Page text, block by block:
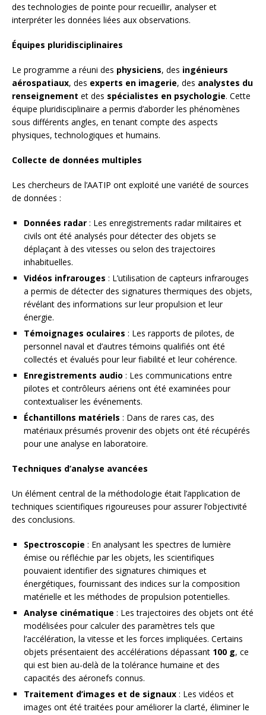
des technologies de pointe pour recueillir, analyser et
interpréter les données liées aux observations.
Équipes pluridisciplinaires
Le programme a réuni des physiciens, des ingénieurs
aérospatiaux, des experts en imagerie, des analystes du
renseignement et des spécialistes en psychologie. Cette
équipe pluridisciplinaire a permis d’aborder les phénomènes
sous différents angles, en tenant compte des aspects
physiques, technologiques et humains.
Collecte de données multiples
Les chercheurs de l’AATIP ont exploité une variété de sources
de données :
Données radar : Les enregistrements radar militaires et
civils ont été analysés pour détecter des objets se
déplaçant à des vitesses ou selon des trajectoires
inhabituelles.
Vidéos infrarouges : L’utilisation de capteurs infrarouges
a permis de détecter des signatures thermiques des objets,
révélant des informations sur leur propulsion et leur
énergie.
Témoignages oculaires : Les rapports de pilotes, de
personnel naval et d’autres témoins qualifiés ont été
collectés et évalués pour leur fiabilité et leur cohérence.
Enregistrements audio : Les communications entre
pilotes et contrôleurs aériens ont été examinées pour
contextualiser les événements.
Échantillons matériels : Dans de rares cas, des
matériaux présumés provenir des objets ont été récupérés
pour une analyse en laboratoire.
Techniques d’analyse avancées
Un élément central de la méthodologie était l’application de
techniques scientifiques rigoureuses pour assurer l’objectivité
des conclusions.
Spectroscopie : En analysant les spectres de lumière
émise ou réfléchie par les objets, les scientifiques
pouvaient identifier des signatures chimiques et
énergétiques, fournissant des indices sur la composition
matérielle et les méthodes de propulsion potentielles.
Analyse cinématique : Les trajectoires des objets ont été
modélisées pour calculer des paramètres tels que
l’accélération, la vitesse et les forces impliquées. Certains
objets présentaient des accélérations dépassant 100 g, ce
qui est bien au-delà de la tolérance humaine et des
capacités des aéronefs connus.
Traitement d’images et de signaux : Les vidéos et
images ont été traitées pour améliorer la clarté, éliminer le